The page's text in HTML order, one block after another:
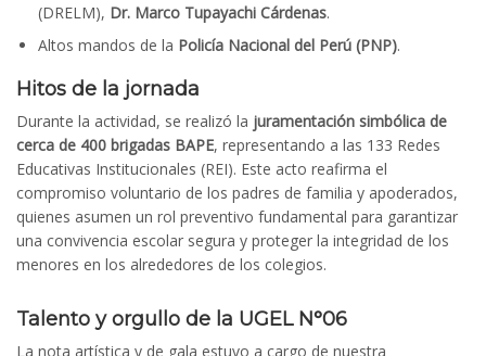
(DRELM), Dr. Marco Tupayachi Cárdenas.
Altos mandos de la Policía Nacional del Perú (PNP).
Hitos de la jornada
Durante la actividad, se realizó la juramentación simbólica de
cerca de 400 brigadas BAPE, representando a las 133 Redes
Educativas Institucionales (REI). Este acto reafirma el
compromiso voluntario de los padres de familia y apoderados,
quienes asumen un rol preventivo fundamental para garantizar
una convivencia escolar segura y proteger la integridad de los
menores en los alrededores de los colegios.
Talento y orgullo de la UGEL N°06
La nota artística y de gala estuvo a cargo de nuestra